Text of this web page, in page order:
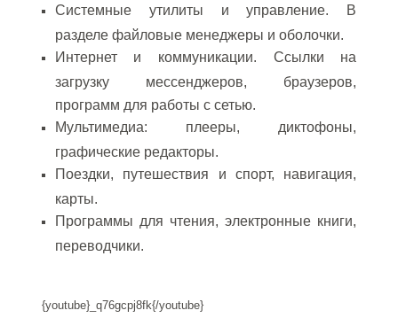
Системные утилиты и управление. В
разделе файловые менеджеры и оболочки.
Интернет и коммуникации. Ссылки на
загрузку мессенджеров, браузеров,
программ для работы с сетью.
Мультимедиа: плееры, диктофоны,
графические редакторы.
Поездки, путешествия и спорт, навигация,
карты.
Программы для чтения, электронные книги,
переводчики.
{youtube}_q76gcpj8fk{/youtube}